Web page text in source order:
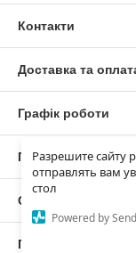
Разрешите сайту
отправлять вам
стол
Powered by
Контакти
Доставка та
Графік роботи
Повна версія
Сайт створено на
Політика